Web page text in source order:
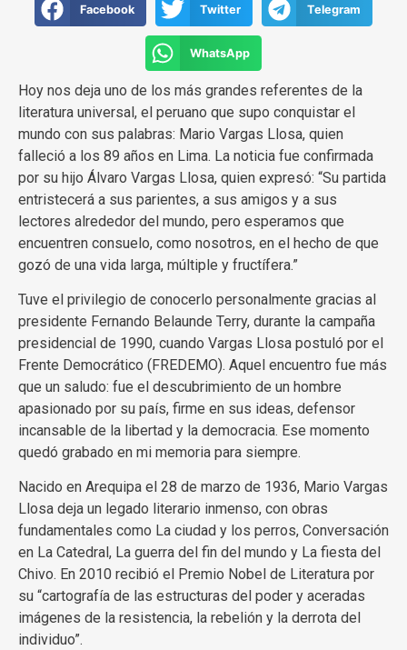
Facebook Twitter Telegram
WhatsApp
Hoy nos deja uno de los más grandes referentes de la
literatura universal, el peruano que supo conquistar el
mundo con sus palabras: Mario Vargas Llosa, quien
falleció a los 89 años en Lima. La noticia fue confirmada
por su hijo Álvaro Vargas Llosa, quien expresó: “Su partida
entristecerá a sus parientes, a sus amigos y a sus
lectores alrededor del mundo, pero esperamos que
encuentren consuelo, como nosotros, en el hecho de que
gozó de una vida larga, múltiple y fructífera.”
Tuve el privilegio de conocerlo personalmente gracias al
presidente Fernando Belaunde Terry, durante la campaña
presidencial de 1990, cuando Vargas Llosa postuló por el
Frente Democrático (FREDEMO). Aquel encuentro fue más
que un saludo: fue el descubrimiento de un hombre
apasionado por su país, firme en sus ideas, defensor
incansable de la libertad y la democracia. Ese momento
quedó grabado en mi memoria para siempre.
Nacido en Arequipa el 28 de marzo de 1936, Mario Vargas
Llosa deja un legado literario inmenso, con obras
fundamentales como La ciudad y los perros, Conversación
en La Catedral, La guerra del fin del mundo y La fiesta del
Chivo. En 2010 recibió el Premio Nobel de Literatura por
su “cartografía de las estructuras del poder y aceradas
imágenes de la resistencia, la rebelión y la derrota del
individuo”.